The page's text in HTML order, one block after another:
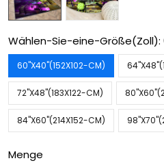
Wählen-Sie-eine-Größe(Zoll):
60''X40''(152X102-CM)
72''X48''(183X122-CM)
84''X60''(214X152-CM)
Menge